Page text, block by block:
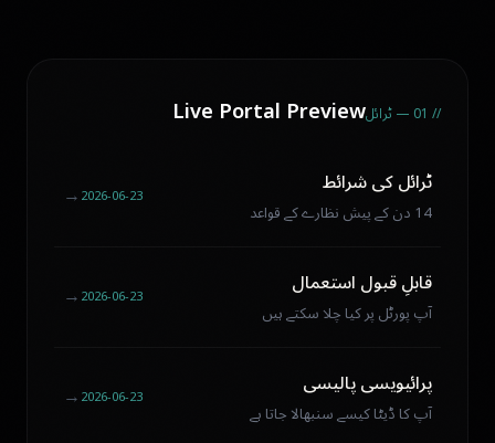
// 01 — ٹرائل Live Portal Preview
ٹرائل کی شرائط
14 دن کے پیش نظارے کے قواعد
2026-06-23
←
قابلِ قبول استعمال
آپ پورٹل پر کیا چلا سکتے ہیں
2026-06-23
←
پرائیویسی پالیسی
آپ کا ڈیٹا کیسے سنبھالا جاتا ہے
2026-06-23
←